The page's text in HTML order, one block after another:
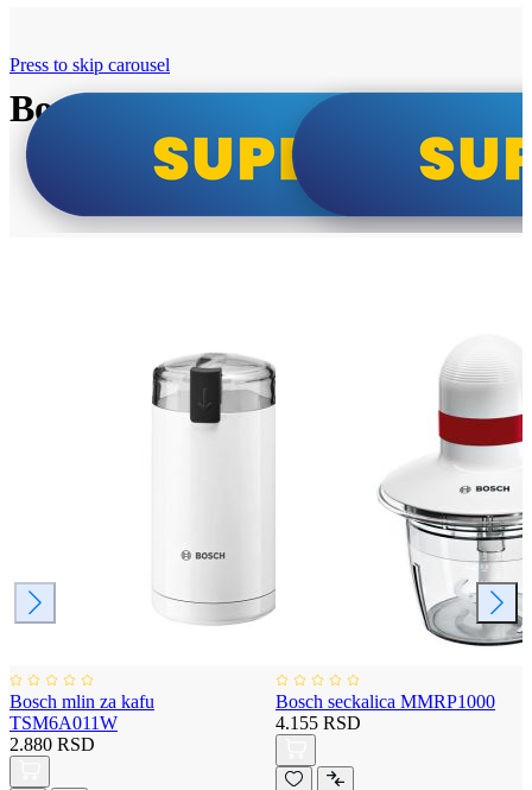
Bosch super cene
Press to skip carousel
Bosch mlin za kafu
TSM6A011W
2.880 RSD
Bosch seckalica MMRP1000
4.155 RSD